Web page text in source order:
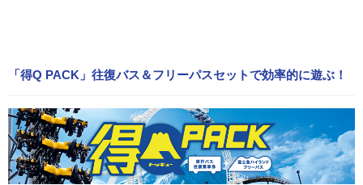
「得Q PACK」往復バス＆フリーパスセットで効率的に遊ぶ！